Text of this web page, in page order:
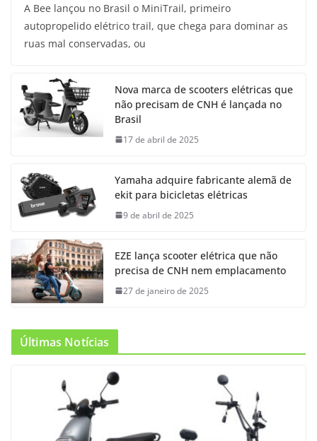
A Bee lançou no Brasil o MiniTrail, primeiro
autopropelido elétrico trail, que chega para dominar as
ruas mal conservadas, ou
Nova marca de scooters elétricas que
não precisam de CNH é lançada no
Brasil
17 de abril de 2025
Yamaha adquire fabricante alemã de
ekit para bicicletas elétricas
9 de abril de 2025
EZE lança scooter elétrica que não
precisa de CNH nem emplacamento
27 de janeiro de 2025
Últimas Notícias